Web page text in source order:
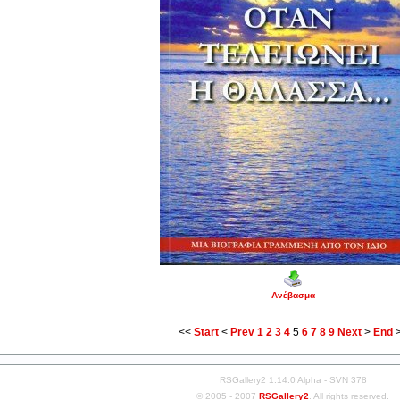
Ανέβασμα
<< Start< Prev 1 2 3 4 5 6 7 8 9 Next> End
RSGallery2 1.14.0 Alpha - SVN 378
© 2005 - 2007RSGallery2 . All rights reserved.